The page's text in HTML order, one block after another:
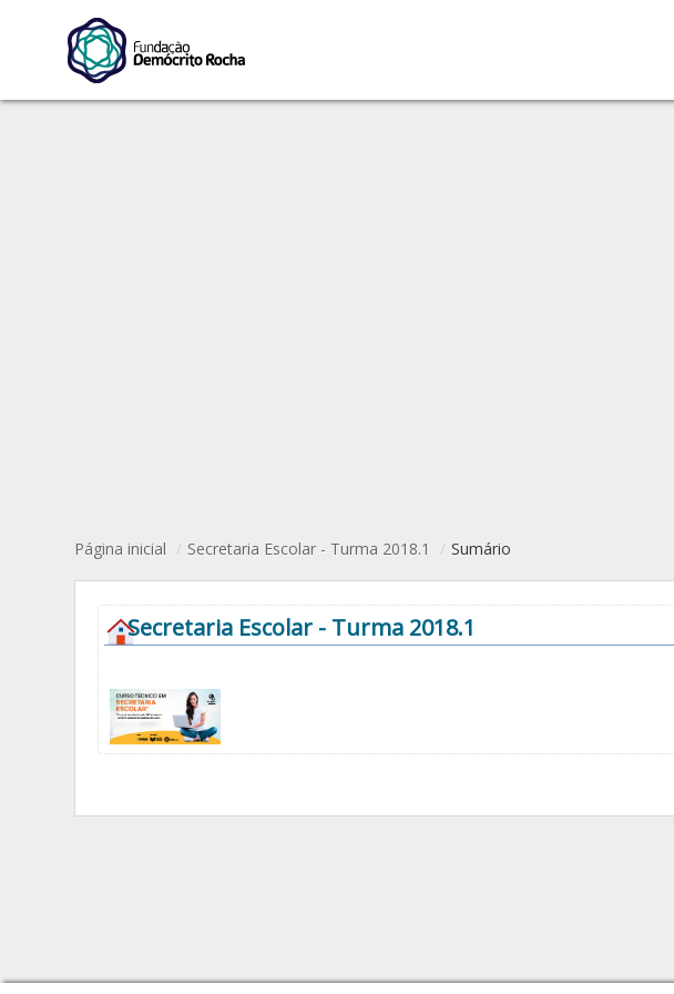
Página inicial / Secretaria Escolar - Turma 2018.1 / Sumário
Secretaria Escolar - Turma 2018.1